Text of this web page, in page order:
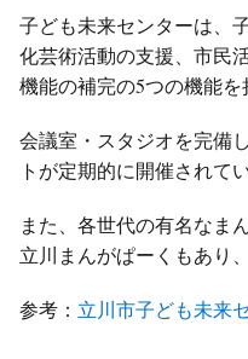
子ども未来センターは、
化芸術活動の支援、市民
機能の補完の5つの機能を
会議室・スタジオを完備
トが定期的に開催されて
また、各世代の有名なま
立川まんがぱーくもあり
参考： 立川市子ども未来